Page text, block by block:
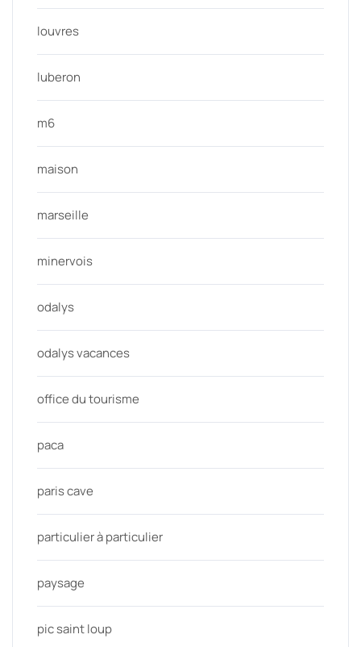
louvres
luberon
m6
maison
marseille
minervois
odalys
odalys vacances
office du tourisme
paca
paris cave
particulier à particulier
paysage
pic saint loup